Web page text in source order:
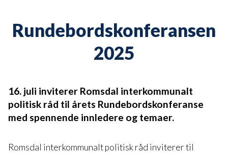
Rundebordskonferansen
2025
16. juli inviterer Romsdal interkommunalt
politisk råd til årets Rundebordskonferanse
med spennende innledere og temaer.
Romsdal interkommunalt politisk råd inviterer til